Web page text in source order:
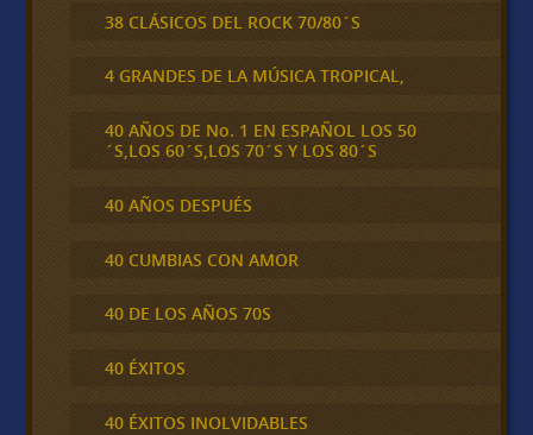
38 CLÁSICOS DEL ROCK 70/80´S
4 GRANDES DE LA MÚSICA TROPICAL,
40 AÑOS DE No. 1 EN ESPAÑOL LOS 50
´S,LOS 60´S,LOS 70´S Y LOS 80´S
40 AÑOS DESPUÉS
40 CUMBIAS CON AMOR
40 DE LOS AÑOS 70S
40 ÉXITOS
40 ÉXITOS INOLVIDABLES